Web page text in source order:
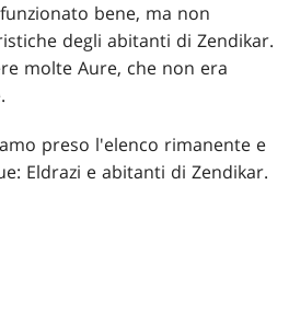
bene, ma non
degli abitanti di Zendikar.
molte Aure, che non era
preso l'elenco rimanente e
Eldrazi e abitanti di Zendikar.